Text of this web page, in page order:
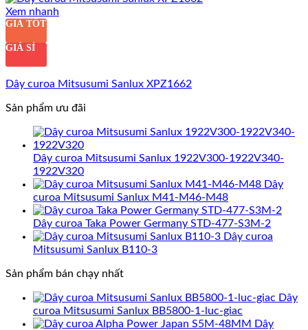
Xem nhanh
GIÁ TỐT
GIÁ SỈ
Dây curoa Mitsusumi Sanlux XPZ1662
Sản phẩm ưu đãi
Dây curoa Mitsusumi Sanlux 1922V300-1922V340-
1922V320
Dây
curoa Mitsusumi Sanlux M41-M46-M48
Dây curoa Taka Power Germany STD-477-S3M-2
Dây curoa
Mitsusumi Sanlux B110-3
Sản phẩm bán chạy nhất
Dây
curoa Mitsusumi Sanlux BB5800-1-luc-giac
Dây